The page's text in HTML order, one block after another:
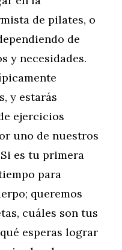
de pilates, o
de
y necesidades.
y estarás
ejercicios
uno de nuestros
es tu primera
para
queremos
cuáles son tus
esperas lograr